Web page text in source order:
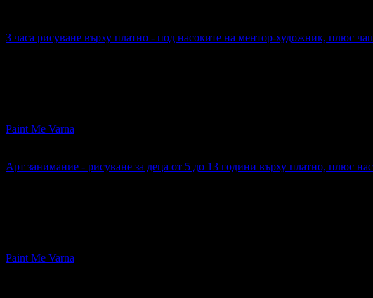
3 часа рисуване върху платно - под насоките на ментор-художник, плюс
Paint Me Varna
Арт занимание - рисуване за деца от 5 до 13 години върху платно, плюс
Paint Me Varna